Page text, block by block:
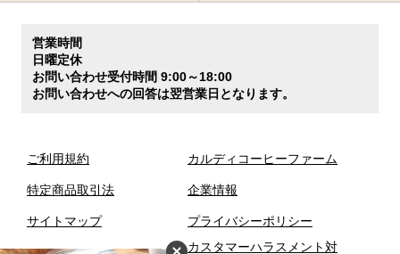
営業時間
日曜定休
お問い合わせ受付時間 9:00～18:00
お問い合わせへの回答は翌営業日となります。
ご利用規約
特定商品取引法
サイトマップ
カルディコーヒーファーム
企業情報
プライバシーポリシー
カスタマーハラスメント対